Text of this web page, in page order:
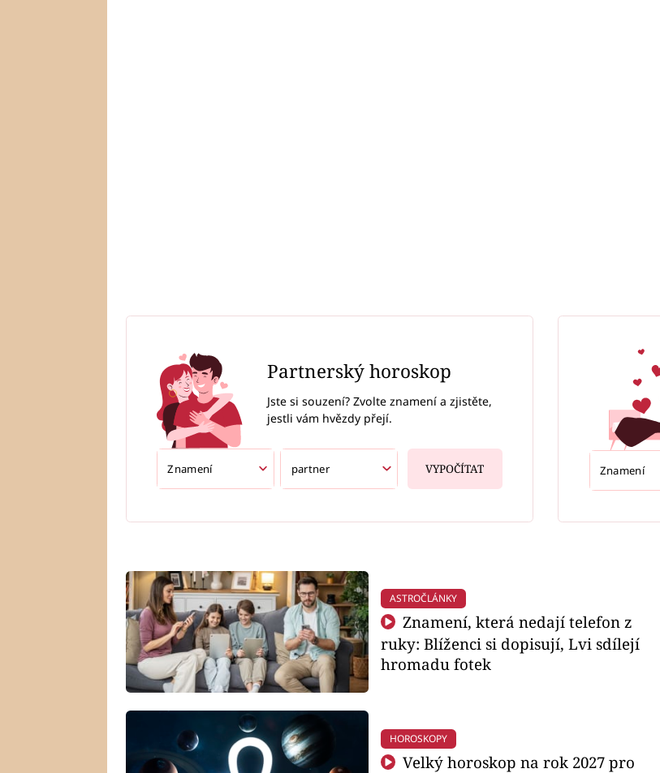
Partnerský horoskop
Jste si souzení? Zvolte znamení a zjistěte,
jestli vám hvězdy přejí.
VYPOČÍTAT
ASTROČLÁNKY
Znamení, která nedají telefon z
ruky: Blíženci si dopisují, Lvi sdílejí
hromadu fotek
HOROSKOPY
Velký horoskop na rok 2027 pro